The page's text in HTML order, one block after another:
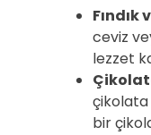
Fındık
ceviz
lezzet
çikolata
bir